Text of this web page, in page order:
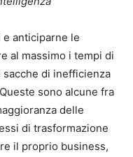
anticiparne le
al massimo i tempi di
di inefficienza
sono alcune fra
delle
di trasformazione
il proprio business,